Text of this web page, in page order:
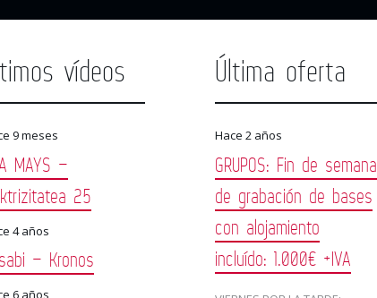
vídeos
9 meses
MAYS –
25
4 años
– Kronos
Última oferta
Hace 2 años
GRUPOS: Fin de semana
de grabación de bases
con alojamiento
incluído: 1.000€ +IVA